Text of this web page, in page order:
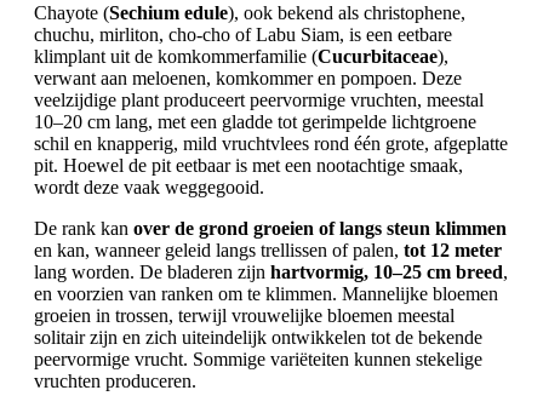
Chayote (Sechium edule), ook bekend als christophene,
chuchu, mirliton, cho-cho of Labu Siam, is een eetbare
klimplant uit de komkommerfamilie (Cucurbitaceae),
verwant aan meloenen, komkommer en pompoen. Deze
veelzijdige plant produceert peervormige vruchten, meestal
10–20 cm lang, met een gladde tot gerimpelde lichtgroene
schil en knapperig, mild vruchtvlees rond één grote, afgeplatte
pit. Hoewel de pit eetbaar is met een nootachtige smaak,
wordt deze vaak weggegooid.
De rank kan over de grond groeien of langs steun klimmen
en kan, wanneer geleid langs trellissen of palen, tot 12 meter
lang worden. De bladeren zijn hartvormig, 10–25 cm breed,
en voorzien van ranken om te klimmen. Mannelijke bloemen
groeien in trossen, terwijl vrouwelijke bloemen meestal
solitair zijn en zich uiteindelijk ontwikkelen tot de bekende
peervormige vrucht. Sommige variëteiten kunnen stekelige
vruchten produceren.